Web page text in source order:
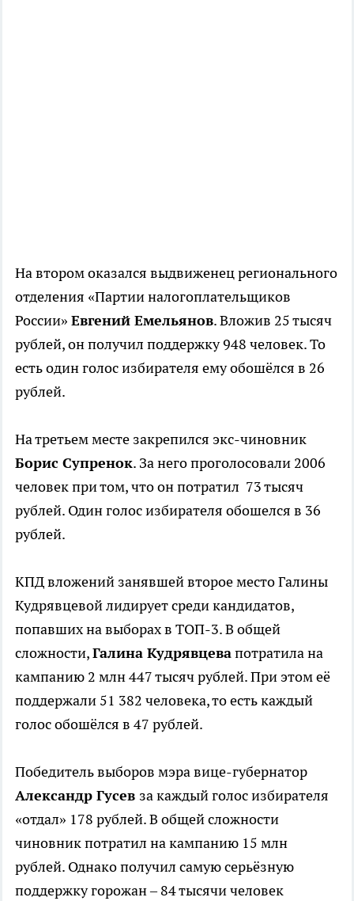
На втором оказался выдвиженец регионального
отделения «Партии налогоплательщиков
России» Евгений Емельянов. Вложив 25 тысяч
рублей, он получил поддержку 948 человек. То
есть один голос избирателя ему обошёлся в 26
рублей.
На третьем месте закрепился экс-чиновник
Борис Супренок. За него проголосовали 2006
человек при том, что он потратил 73 тысяч
рублей. Один голос избирателя обошелся в 36
рублей.
КПД вложений занявшей второе место Галины
Кудрявцевой лидирует среди кандидатов,
попавших на выборах в ТОП-3. В общей
сложности,Галина Кудрявцевапотратила на
кампанию 2 млн 447 тысяч рублей. При этом её
поддержали 51 382 человека, то есть каждый
голос обошёлся в 47 рублей.
Победитель выборов мэра вице-губернатор
Александр Гусев за каждый голос избирателя
«отдал» 178 рублей. В общей сложности
чиновник потратил на кампанию 15 млн
рублей. Однако получил самую серьёзную
поддержку горожан – 84 тысячи человек